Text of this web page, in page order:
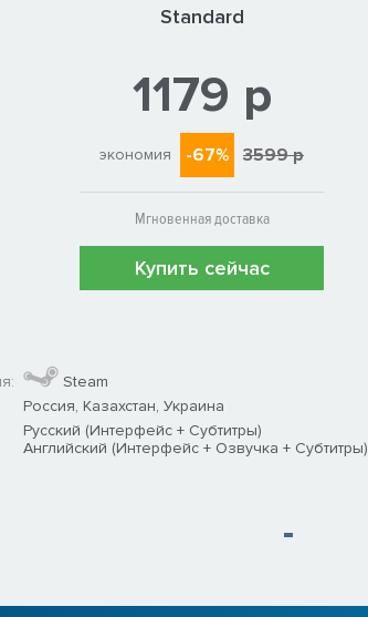
Standard
1179 р
экономия -67% 3599 р
Мгновенная доставка
Купить сейчас
Steam
Россия, Казахстан, Украина
Русский (Интерфейс + Субтитры)
Английский (Интерфейс + Озвучка + Субтитры)